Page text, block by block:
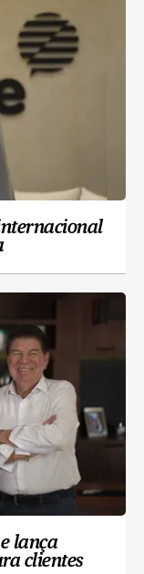
lança
clientes